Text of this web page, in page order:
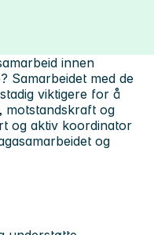
innen
Samarbeidet med de
viktigere for å
motstandskraft og
og aktiv koordinator
og